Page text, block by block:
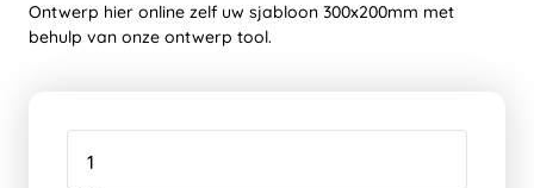
Ontwerp hier online zelf uw sjabloon 300x200mm met
behulp van onze ontwerp tool.